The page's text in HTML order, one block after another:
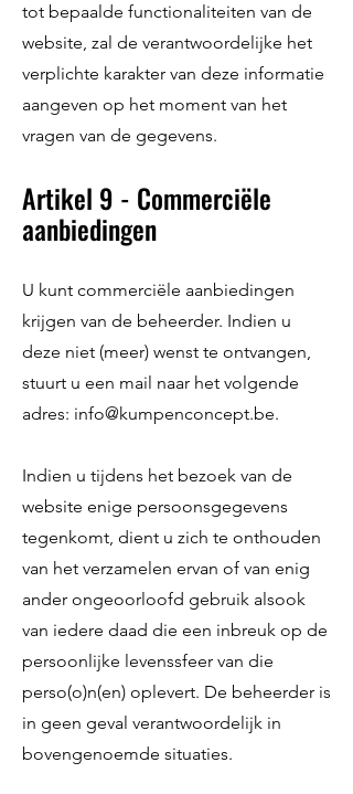
tot bepaalde functionaliteiten van de
website, zal de verantwoordelijke het
verplichte karakter van deze informatie
aangeven op het moment van het
vragen van de gegevens.
Artikel 9 - Commerciële
aanbiedingen
U kunt commerciële aanbiedingen
krijgen van de beheerder. Indien u
deze niet (meer) wenst te ontvangen,
stuurt u een mail naar het volgende
adres: info@kumpenconcept.be.
Indien u tijdens het bezoek van de
website enige persoonsgegevens
tegenkomt, dient u zich te onthouden
van het verzamelen ervan of van enig
ander ongeoorloofd gebruik alsook
van iedere daad die een inbreuk op de
persoonlijke levenssfeer van die
perso(o)n(en) oplevert. De beheerder is
in geen geval verantwoordelijk in
bovengenoemde situaties.